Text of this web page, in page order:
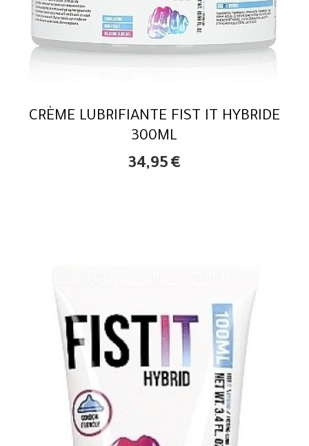
CRÈME LUBRIFIANTE FIST IT HYBRIDE
300ML
34,95 €